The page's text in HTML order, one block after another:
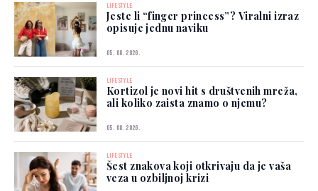
LIFESTYLE
Jeste li “finger princess”? Viralni izraz
opisuje jednu naviku
05. 08. 2026.
LIFESTYLE
Kortizol je novi hit s društvenih mreža,
ali koliko zaista znamo o njemu?
05. 08. 2026.
LIFESTYLE
Šest znakova koji otkrivaju da je vaša
veza u ozbiljnoj krizi